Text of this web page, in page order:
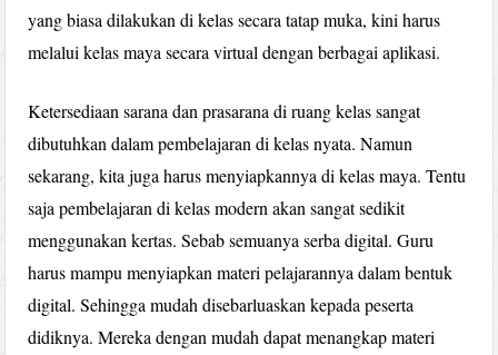
yang biasa dilakukan di kelas secara tatap muka, kini harus
melalui kelas maya secara virtual dengan berbagai aplikasi.
Ketersediaan sarana dan prasarana di ruang kelas sangat
dibutuhkan dalam pembelajaran di kelas nyata. Namun
sekarang, kita juga harus menyiapkannya di kelas maya. Tentu
saja pembelajaran di kelas modern akan sangat sedikit
menggunakan kertas. Sebab semuanya serba digital. Guru
harus mampu menyiapkan materi pelajarannya dalam bentuk
digital. Sehingga mudah disebarluaskan kepada peserta
didiknya. Mereka dengan mudah dapat menangkap materi